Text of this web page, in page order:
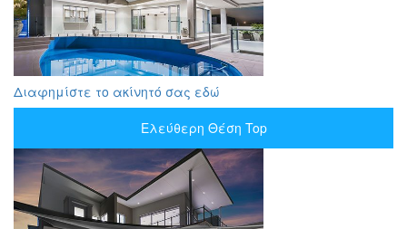
Διαφημίστε το ακίνητό σας εδώ
Ελεύθερη Θέση Top